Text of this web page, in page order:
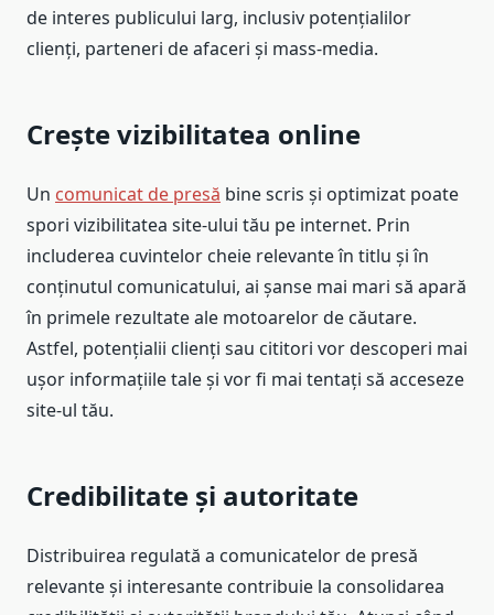
de interes publicului larg, inclusiv potențialilor
clienți, parteneri de afaceri și mass-media.
Crește vizibilitatea online
Un comunicat de presă bine scris și optimizat poate
spori vizibilitatea site-ului tău pe internet. Prin
includerea cuvintelor cheie relevante în titlu și în
conținutul comunicatului, ai șanse mai mari să apară
în primele rezultate ale motoarelor de căutare.
Astfel, potențialii clienți sau cititori vor descoperi mai
ușor informațiile tale și vor fi mai tentați să acceseze
site-ul tău.
Credibilitate și autoritate
Distribuirea regulată a comunicatelor de presă
relevante și interesante contribuie la consolidarea